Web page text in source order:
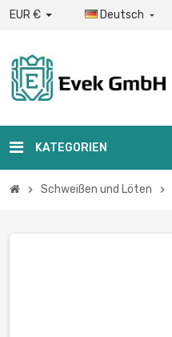
EUR € Deutsch 
KATEGORIEN
chevron_right Schweißen und Löten chevron_right